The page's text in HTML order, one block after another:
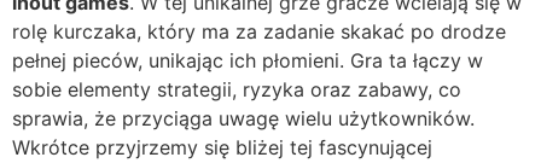
rolę kurczaka, który ma za zadanie skakać po drodze
pełnej pieców, unikając ich płomieni. Gra ta łączy w
sobie elementy strategii, ryzyka oraz zabawy, co
sprawia, że przyciąga uwagę wielu użytkowników.
Wkrótce przyjrzemy się bliżej tej fascynującej